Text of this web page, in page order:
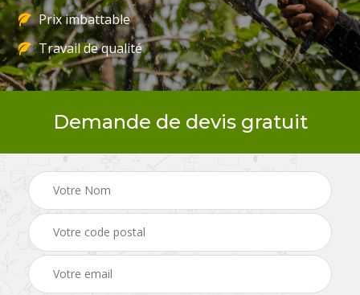
Prix imbattable
Travail de qualité
Demande de devis gratuit